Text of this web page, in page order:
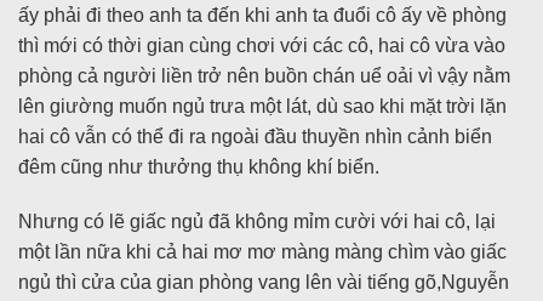
ấy phải đi theo anh ta đến khi anh ta đuổi cô ấy về phòng
thì mới có thời gian cùng chơi với các cô, hai cô vừa vào
phòng cả người liền trở nên buồn chán uể oải vì vậy nằm
lên giường muốn ngủ trưa một lát, dù sao khi mặt trời lặn
hai cô vẫn có thể đi ra ngoài đầu thuyền nhìn cảnh biển
đêm cũng như thưởng thụ không khí biển.
Nhưng có lẽ giấc ngủ đã không mỉm cười với hai cô, lại
một lần nữa khi cả hai mơ mơ màng màng chìm vào giấc
ngủ thì cửa của gian phòng vang lên vài tiếng gõ,Nguyễn